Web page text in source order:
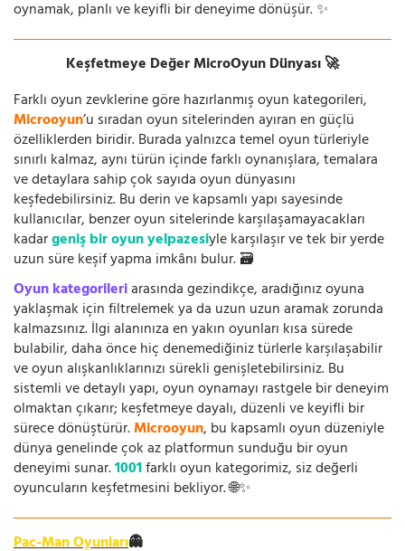
oynamak, planlı ve keyifli bir deneyime dönüşür. ✨
Keşfetmeye Değer MicroOyun Dünyası 🚀
Farklı oyun zevklerine göre hazırlanmış oyun kategorileri,
Microoyun’u sıradan oyun sitelerinden ayıran en güçlü
özelliklerden biridir. Burada yalnızca temel oyun türleriyle
sınırlı kalmaz, aynı türün içinde farklı oynanışlara, temalara
ve detaylara sahip çok sayıda oyun dünyasını
keşfedebilirsiniz. Bu derin ve kapsamlı yapı sayesinde
kullanıcılar, benzer oyun sitelerinde karşılaşamayacakları
kadargeniş bir oyun yelpazesiyle karşılaşır ve tek bir yerde
uzun süre keşif yapma imkânı bulur. 🗃️
Oyun kategorileriarasında gezindikçe, aradığınız oyuna
yaklaşmak için filtrelemek ya da uzun uzun aramak zorunda
kalmazsınız. İlgi alanınıza en yakın oyunları kısa sürede
bulabilir, daha önce hiç denemediğiniz türlerle karşılaşabilir
ve oyun alışkanlıklarınızı sürekli genişletebilirsiniz. Bu
sistemli ve detaylı yapı, oyun oynamayı rastgele bir deneyim
olmaktan çıkarır; keşfetmeye dayalı, düzenli ve keyifli bir
sürece dönüştürür.Microoyun, bu kapsamlı oyun düzeniyle
dünya genelinde çok az platformun sunduğu bir oyun
deneyimi sunar.1001farklı oyun kategorimiz, siz değerli
oyuncuların keşfetmesini bekliyor. 🌐✨
Pac-Man Oyunları👻